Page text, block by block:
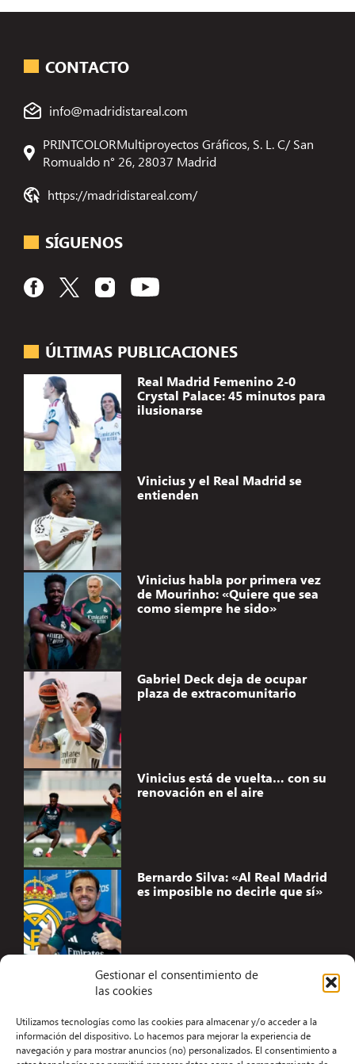
Gestionar el consentimiento de
las cookies
Utilizamos tecnologías como las cookies para almacenar y/o acceder a la
información del dispositivo. Lo hacemos para mejorar la experiencia de
navegación y para mostrar anuncios (no) personalizados. El consentimiento a
ÚLTIMAS PUBLICACIONES
Real Madrid Femenino 2-0
Crystal Palace: 45 minutos para
ilusionarse
Vinicius y el Real Madrid se
entienden
Vinicius habla por primera vez
de Mourinho: «Quiere que sea
como siempre he sido»
Gabriel Deck deja de ocupar
plaza de extracomunitario
Vinicius está de vuelta… con su
renovación en el aire
Bernardo Silva: «Al Real Madrid
es imposible no decirle que sí»
CONTACTO
info@madridistareal.com
PRINTCOLORMultiproyectos Gráficos, S. L. C/ San
Romualdo n° 26, 28037 Madrid
https://madridistareal.com/
SÍGUENOS
Aviso Legal
Términos y condiciones